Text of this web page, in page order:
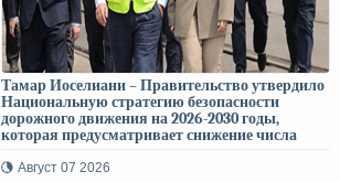
Тамар Иоселиани – Правительство утвердило
Национальную стратегию безопасности
дорожного движения на 2026-2030 годы,
которая предусматривает снижение числа
дорожно-транспортных происшествий на 25%
Август 07 2026